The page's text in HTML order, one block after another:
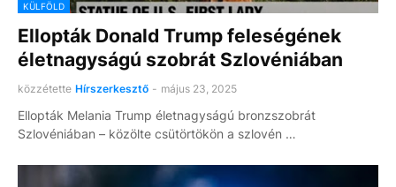
KÜLFÖLD
Ellopták Donald Trump feleségének
életnagyságú szobrát Szlovéniában
közzétette Hírszerkesztő - május 23, 2025
Ellopták Melania Trump életnagyságú bronzszobrát
Szlovéniában – közölte csütörtökön a szlovén …